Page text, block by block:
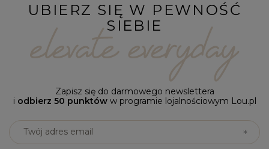
UBIERZ SIĘ W PEWNOŚĆ
SIEBIE
Zapisz się do darmowego newslettera
i odbierz 50 punktóww programie lojalnościowym Lou.pl
Twój adres email